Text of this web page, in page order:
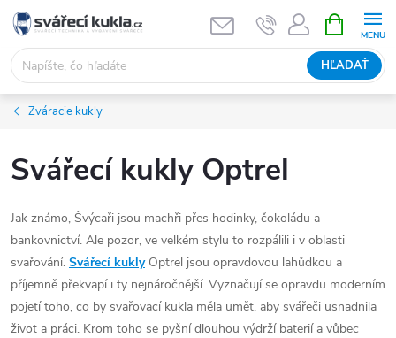
Prejsť na obsah
HĽADAŤ
Zváracie kukly
Svářecí kukly Optrel
Jak známo, Švýcaři jsou machři přes hodinky, čokoládu a
bankovnictví. Ale pozor, ve velkém stylu to rozpálili i v oblasti
svařování. Svářecí kuklyOptrel jsou opravdovou lahůdkou a
příjemně překvapí i ty nejnáročnější. Vyznačují se opravdu moderním
pojetí toho, co by svařovací kukla měla umět, aby svářeči usnadnila
život a práci. Krom toho se pyšní dlouhou výdrží baterií a vůbec